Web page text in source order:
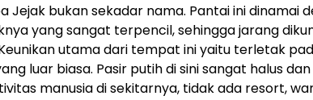
Jejak bukan sekadar nama. Pantai ini dinamai
yang sangat terpencil, sehingga jarang
utama dari tempat ini yaitu terletak
luar biasa. Pasir putih di sini sangat halus
manusia di sekitarnya, tidak ada resort,